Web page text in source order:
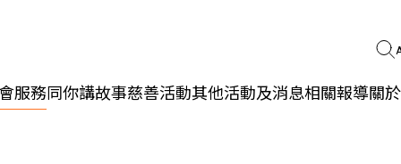
服務同你講故事慈善活動其他活動及消息相關報導關